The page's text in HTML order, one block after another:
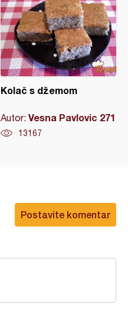
Kolač s džemom
Autor: Vesna Pavlovic 271
13167
Postavite komentar